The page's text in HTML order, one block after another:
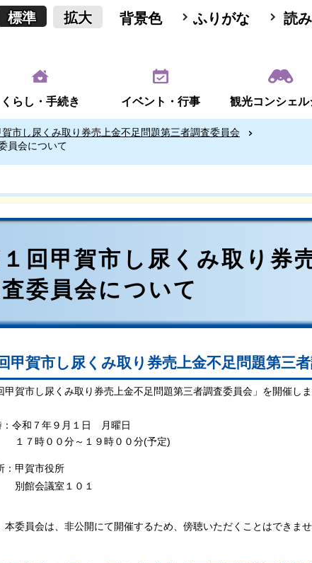
標準 拡大 背景色 ふりがな 読
くらし・手続き イベント・行事 観光コンシェル
賀市し尿くみ取り券売上金不足問題第三者調査委員会
員会について
回甲賀市し尿くみ取り券
委員会について
甲賀市し尿くみ取り券売上金不足問題第三
甲賀市し尿くみ取り券売上金不足問題第三者調査委員会」を開催しま
和７年９月１日 月曜日
００分～１９時００分(予定)
甲賀市役所
議室１０１
委員会は、非公開にて開催するため、傍聴いただくことはできませ